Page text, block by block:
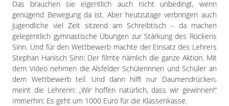
Das brauchen sie eigentlich auch nicht unbedingt, wenn
genügend Bewegung da ist. Aber heutzutage verbringen auch
Jugendliche viel Zeit sitzend am Schreibtisch – da machen
gelegentlich gymnastische Übungen zur Stärkung des Rückens
Sinn. Und für den Wettbewerb machte der Einsatz des Lehrers
Stephan Hanisch Sinn: Der filmte nämlich die ganze Aktion. Mit
dem Video nehmen die Alsfelder Schülerinnen und Schüler an
dem Wettbewerb teil. Und dann hilft nur Daumendrücken,
meint die Lehrerin: „Wir hoffen natürlich, dass wir gewinnen!“
Immerhin: Es geht um 1000 Euro für die Klassenkasse.